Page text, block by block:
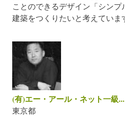
ことのできるデザイン「シンプ
建築をつくりたいと考えていま
(有)エー・アール・ネット一級...
東京都